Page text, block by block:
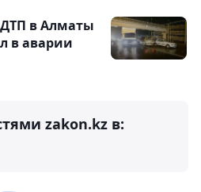
в Алматы
в аварии
zakon.kz в: